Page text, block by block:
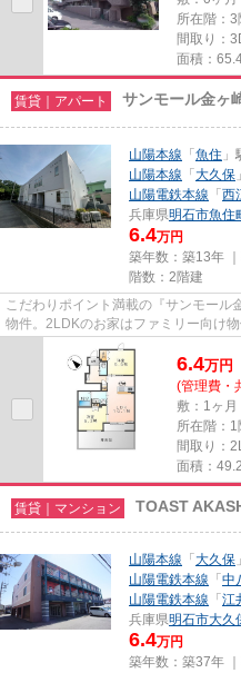
所在階：3
間取り：
面積：
賃貸｜アパート サンモール金ヶ
山陽本線 「 魚住
山陽本線 「 大久保
山陽電鉄本線 「 西
兵庫県明石市魚住
6.4万円
築年数：築13年 ｜
階数：2階建
こだわりポイント満載の『サンモール
物件。2LDKのお家はファミリー向け
街にある物件ですので静かな生...
6.4万円
(管理費・
敷：1ヶ月
所在階：1
間取り：
面積：
賃貸｜マンション TOAST
山陽本線 「 大久保
山陽電鉄本線 「 中
山陽電鉄本線 「 江
兵庫県明石市大久
6.4万円
築年数：築37年 ｜